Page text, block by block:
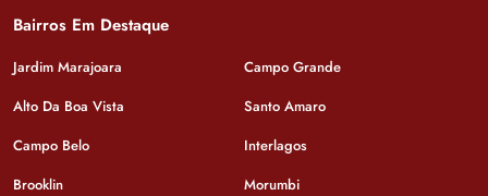
Bairros Em Destaque
Jardim Marajoara
Campo Grande
Alto Da Boa Vista
Santo Amaro
Campo Belo
Interlagos
Brooklin
Morumbi